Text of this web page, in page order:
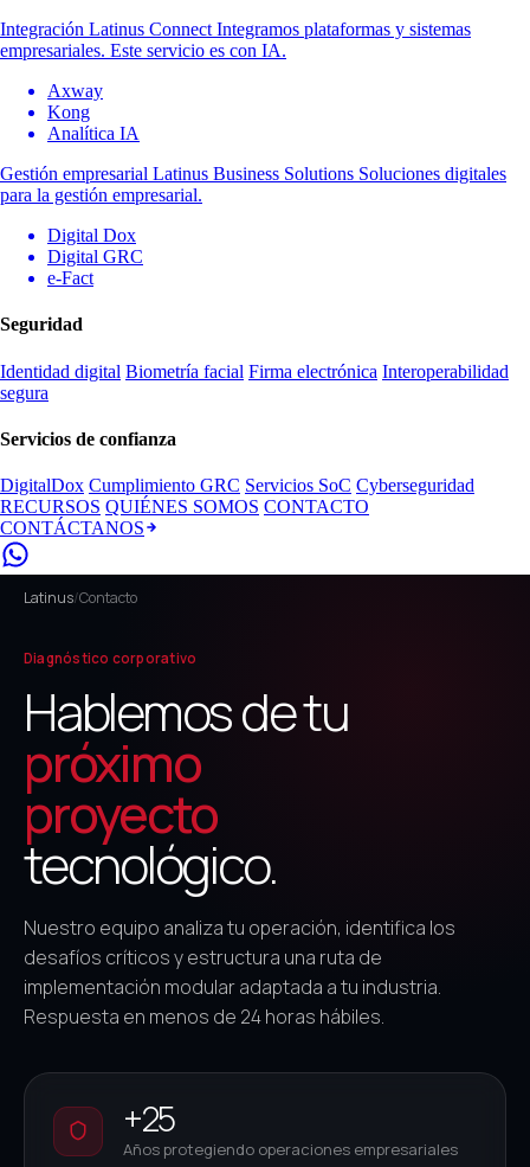
Integración Latinus Connect Integramos plataformas y sistemas
empresariales. Este servicio es con IA.
Axway
Kong
Analítica IA
Gestión empresarial Latinus Business Solutions Soluciones digitales
para la gestión empresarial.
Digital Dox
Digital GRC
e-Fact
Seguridad
Identidad digital Biometría facial Firma electrónica Interoperabilidad
segura
Servicios de confianza
DigitalDox Cumplimiento GRC Servicios SoC Cyberseguridad
RECURSOS QUIÉNES SOMOS CONTACTO
CONTÁCTANOS
Latinus/Contacto
Diagnóstico corporativo
Hablemos de tu
próximo
proyecto
tecnológico.
Nuestro equipo analiza tu operación, identifica los
desafíos críticos y estructura una ruta de
implementación modular adaptada a tu industria.
Respuesta en menos de 24 horas hábiles.
+25
Años protegiendo operaciones empresariales